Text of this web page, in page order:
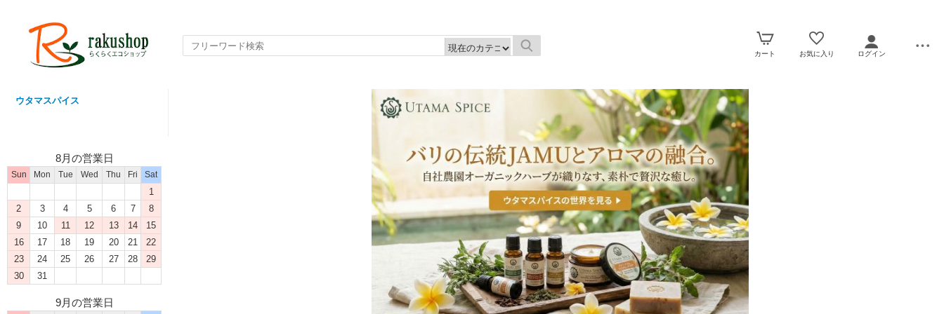
カート お気に入り ログイン
ウタマスパイス
8月の営業日
Sun Mon Tue Wed Thu Fri Sat
1
2
3 4 5 6 7
8
9
10 11 12 13 14
15
16
17 18 19 20 21
22
23
24 25 26 27 28
29
30
31
9月の営業日